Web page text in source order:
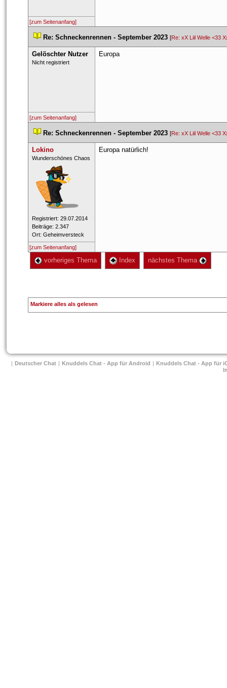
[zum Seitenanfang]
Re: Schneckenrennen - September 2023 [Re: xX Liil Welle <33
Gelöschter Nutzer
Nicht registriert
Europa
[zum Seitenanfang]
Re: Schneckenrennen - September 2023 [Re: xX Liil Welle <33
Lokino
​Wunderschönes Chaos
Registriert: 29.07.2014
Beiträge: 2.347
Ort: Geheimversteck
Europa natürlich!
[zum Seitenanfang]
vorheriges Thema Index nächstes Thema
Markiere alles als gelesen
| Deutscher Chat | Knuddels Chat - App für Android | Knuddels Chat - App für